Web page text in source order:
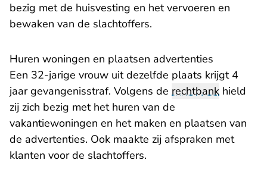
bezig met de huisvesting en het vervoeren en
bewaken van de slachtoffers.
Huren woningen en plaatsen advertenties
Een 32-jarige vrouw uit dezelfde plaats krijgt 4
jaar gevangenisstraf. Volgens de rechtbank hield
zij zich bezig met het huren van de
vakantiewoningen en het maken en plaatsen van
de advertenties. Ook maakte zij afspraken met
klanten voor de slachtoffers.